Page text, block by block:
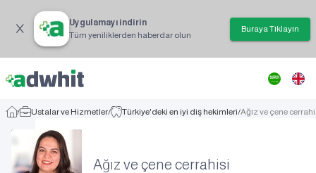
Uygulamayı indirin
Tüm yeniliklerden haberdar olun
Buraya Tıklayın
/ Ustalar ve Hizmetler/ Türkiye'deki en iyi diş hekimleri/Ağız ve çene
Ağız ve çene cerrahisi